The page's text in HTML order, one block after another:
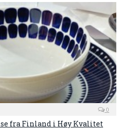
0
fra Finland i Høy Kvalitet